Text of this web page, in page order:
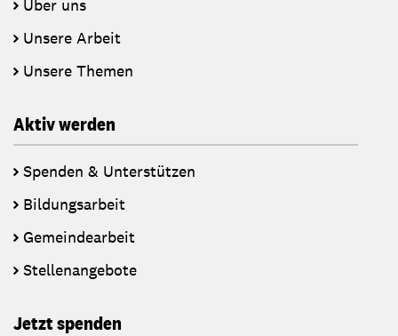
Über uns
Unsere Arbeit
Unsere Themen
Aktiv werden
Spenden & Unterstützen
Bildungsarbeit
Gemeindearbeit
Stellenangebote
Jetzt spenden